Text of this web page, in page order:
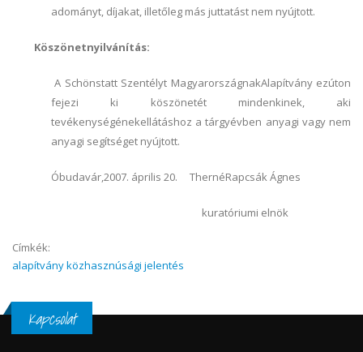
adományt, díjakat, illetőleg más juttatást nem nyújtott.
Köszönetnyilvánítás:
A Schönstatt Szentélyt MagyarországnakAlapítvány ezúton
fejezi ki köszönetét mindenkinek, aki
tevékenységénekellátáshoz a tárgyévben anyagi vagy nem
anyagi segítséget nyújtott.
Óbudavár,2007. április 20. ThernéRapcsák Ágnes
kuratóriumi elnök
Címkék:
alapítvány közhasznúsági jelentés
Kapcsolat